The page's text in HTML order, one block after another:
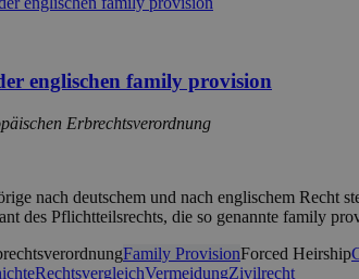
englischen family provision
Erbrechtsverordnung
nach deutschem und nach englischem Recht
des Pflichtteilsrechts, die so genannte family
Family ProvisionForced Heirship
RechtsvergleichVermeidungZivilrecht